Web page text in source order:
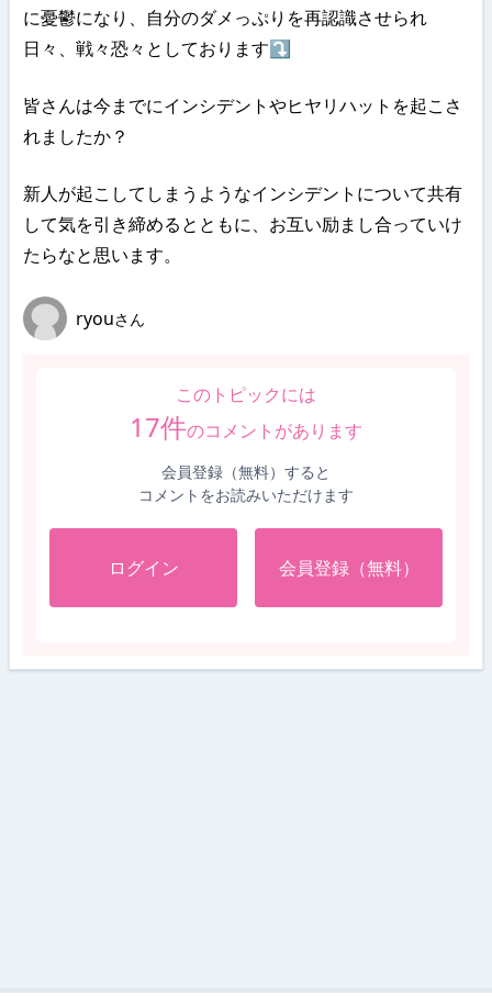
に憂鬱になり、自分のダメっぷりを再認識させられ
日々、戦々恐々としております⤵
皆さんは今までにインシデントやヒヤリハットを起こさ
れましたか？
新人が起こしてしまうようなインシデントについて共有
して気を引き締めるとともに、お互い励まし合っていけ
たらなと思います。
ryouさん
このトピックには
17件のコメントがあります
会員登録（無料）すると
コメントをお読みいただけます
ログイン 会員登録（無料）